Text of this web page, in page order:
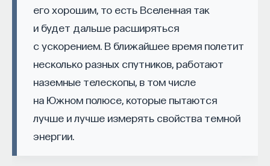
его хорошим, то есть Вселенная так
и будет дальше расширяться
с ускорением. В ближайшее время полетит
несколько разных спутников, работают
наземные телескопы, в том числе
на Южном полюсе, которые пытаются
лучше и лучше измерять свойства темной
энергии.
БИОЛОГИЯ
1298 публикаций
БИОЛОГИЯ МОЗГ НЕЙРОФИЗИОЛОГИЯ
ХИМИЯ МЕЖДУ НЕЙРОНАМИ
Рэймонд Курцвейль на форуме «Глобальное
будущее 2045» в Нью-Йорке 15 июня этого года
заявил, что в его распоряжении уже есть
искусственным интеллектом. Подтверждения
этого сообщения из независимых источников
пока не было.